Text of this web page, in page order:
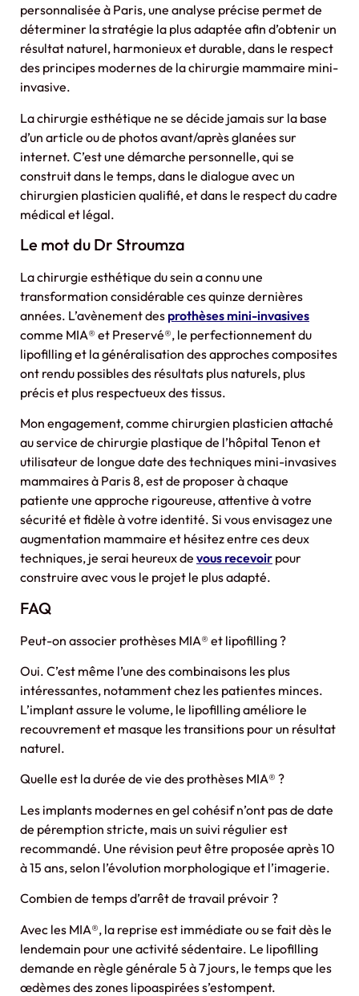
personnalisée à Paris, une analyse précise permet de
déterminer la stratégie la plus adaptée afin d’obtenir un
résultat naturel, harmonieux et durable, dans le respect
des principes modernes de la chirurgie mammaire mini-
invasive.
La chirurgie esthétique ne se décide jamais sur la base
d’un article ou de photos avant/après glanées sur
internet. C’est une démarche personnelle, qui se
construit dans le temps, dans le dialogue avec un
chirurgien plasticien qualifié, et dans le respect du cadre
médical et légal.
Le mot du Dr Stroumza
La chirurgie esthétique du sein a connu une
transformation considérable ces quinze dernières
années. L’avènement des prothèses mini-invasives
comme MIA® et Preservé®, le perfectionnement du
lipofilling et la généralisation des approches composites
ont rendu possibles des résultats plus naturels, plus
précis et plus respectueux des tissus.
Mon engagement, comme chirurgien plasticien attaché
au service de chirurgie plastique de l’hôpital Tenon et
utilisateur de longue date des techniques mini-invasives
mammaires à Paris 8, est de proposer à chaque
patiente une approche rigoureuse, attentive à votre
sécurité et fidèle à votre identité. Si vous envisagez une
augmentation mammaire et hésitez entre ces deux
techniques, je serai heureux de vous recevoir pour
construire avec vous le projet le plus adapté.
FAQ
Peut-on associer prothèses MIA® et lipofilling ?
Oui. C’est même l’une des combinaisons les plus
intéressantes, notamment chez les patientes minces.
L’implant assure le volume, le lipofilling améliore le
recouvrement et masque les transitions pour un résultat
naturel.
Quelle est la durée de vie des prothèses MIA® ?
Les implants modernes en gel cohésif n’ont pas de date
de péremption stricte, mais un suivi régulier est
recommandé. Une révision peut être proposée après 10
à 15 ans, selon l’évolution morphologique et l’imagerie.
Combien de temps d’arrêt de travail prévoir ?
Avec les MIA®, la reprise est immédiate ou se fait dès le
lendemain pour une activité sédentaire. Le lipofilling
demande en règle générale 5 à 7 jours, le temps que les
œdèmes des zones lipoaspirées s’estompent.